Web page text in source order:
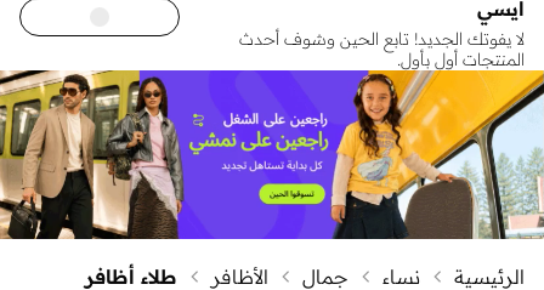
ايسي
لا يفوتك الجديد! تابع الحين وشوف أحدث
المنتجات أول بأول.
الرئيسية نساء جمال الأظافر طلاء أظافر